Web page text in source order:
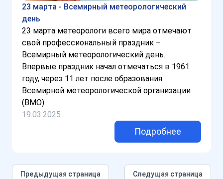
23 марта - Всемирный метеорологический
день
23 марта метеорологи всего мира отмечают
свой профессиональный праздник –
Всемирный метеорологический день.
Впервые праздник начал отмечаться в 1961
году, через 11 лет после образования
Всемирной метеорологической организации
(ВМО).
19.03.2025
Подробнее
Предыдущая страница Следущая страница